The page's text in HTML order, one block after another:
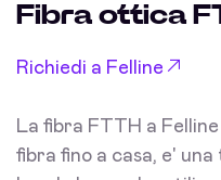
Fibra ottica
Richiedi a Felline
La fibra FTTH a
fibra fino a casa, e'